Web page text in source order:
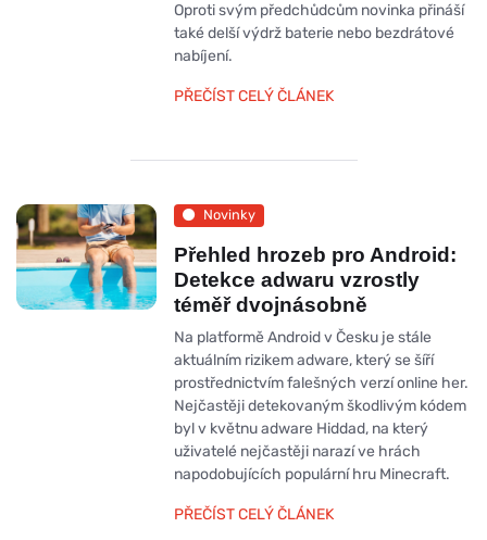
Oproti svým předchůdcům novinka přináší
také delší výdrž baterie nebo bezdrátové
nabíjení.
PŘEČÍST CELÝ ČLÁNEK
Novinky
Přehled hrozeb pro Android:
Detekce adwaru vzrostly
téměř dvojnásobně
Na platformě Android v Česku je stále
aktuálním rizikem adware, který se šíří
prostřednictvím falešných verzí online her.
Nejčastěji detekovaným škodlivým kódem
byl v květnu adware Hiddad, na který
uživatelé nejčastěji narazí ve hrách
napodobujících populární hru Minecraft.
PŘEČÍST CELÝ ČLÁNEK